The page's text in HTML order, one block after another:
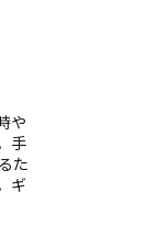
や
手
た
ギ